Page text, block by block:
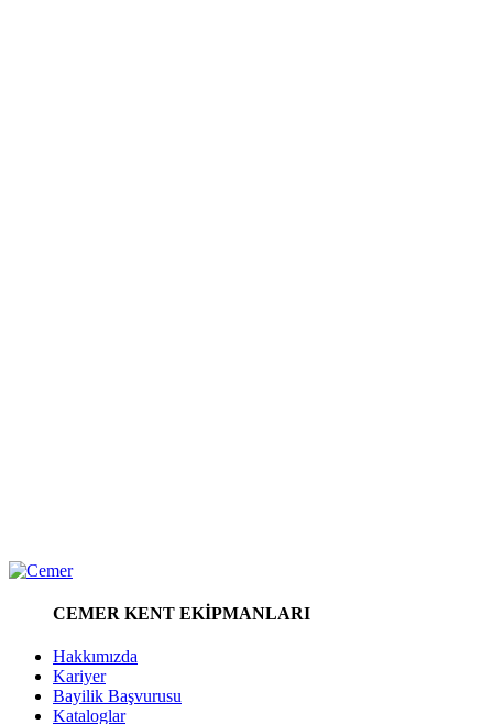
CEMER KENT EKİPMANLARI
Hakkımızda
Kariyer
Bayilik Başvurusu
Kataloglar